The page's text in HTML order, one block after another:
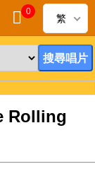
0
繁
Rolling